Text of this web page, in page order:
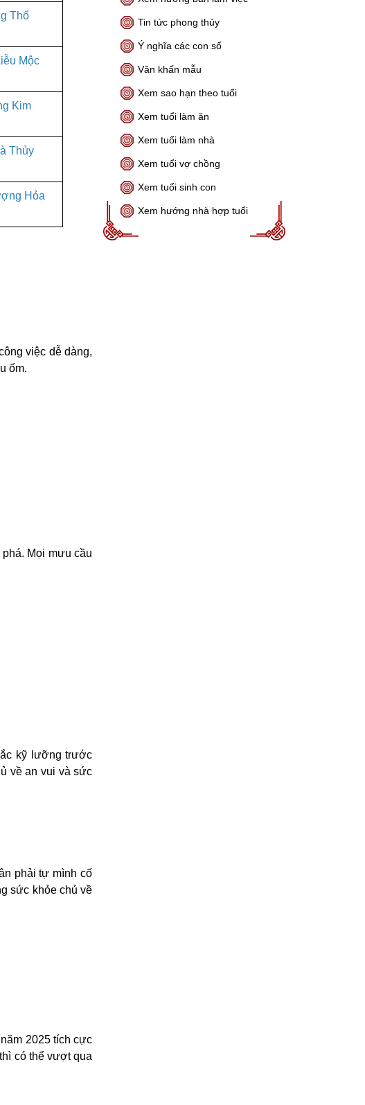
Thổ
Mộc
Kim
Thủy
Hỏa
việc dễ dàng,
ốm.
Mọi mưu cầu
kỹ lưỡng trước
về an vui và sức
phải tự mình cố
sức khỏe chủ về
2025 tích cực
có thể vượt qua
Tin tức phong thủy
Ý nghĩa các con số
Văn khấn mẫu
Xem sao hạn theo tuổi
Xem tuổi làm ăn
Xem tuổi làm nhà
Xem tuổi vợ chồng
Xem tuổi sinh con
Xem hướng nhà hợp tuổi